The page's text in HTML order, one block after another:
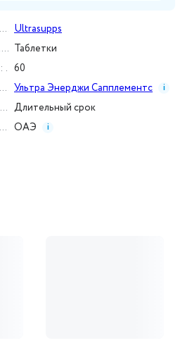
Ultrasupps
Таблетки
:
60
Ультра Энерджи Сапплементс i
Длительный срок
ОАЭ i